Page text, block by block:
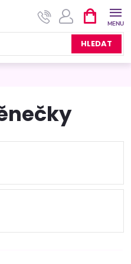
HLEDAT
NÁKUPNÍ
KOŠÍK